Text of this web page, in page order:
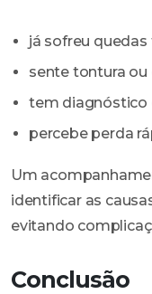
já sofreu
sente tontura
tem diagnóstico
percebe perda
Um
identificar as
evitando
Conclusão